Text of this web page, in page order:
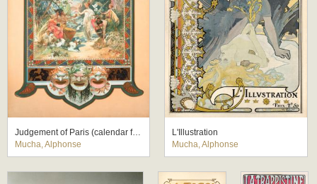
Judgement of Paris (calendar for Vieillemard printing company)
Mucha, Alphonse
L'Illustration
Mucha, Alphonse